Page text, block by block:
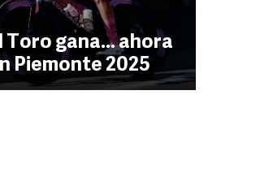
Toro gana... ahora
Piemonte 2025